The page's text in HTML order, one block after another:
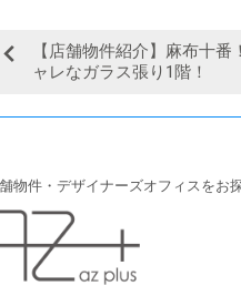
【店舗物件紹介】麻布十番
ャレなガラス張り1階！
物件・デザイナーズオフィスをお